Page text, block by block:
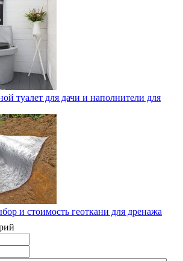
туалет для дачи и наполнители для
и стоимость геоткани для дренажа